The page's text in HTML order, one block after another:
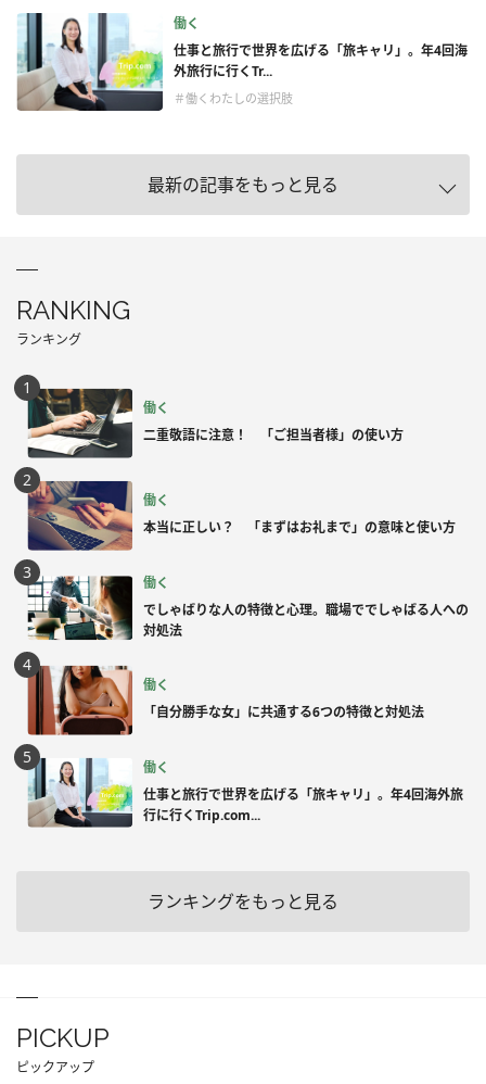
働く
仕事と旅行で世界を広げる「旅キャリ」。年4回海
外旅行に行くTr...
＃働くわたしの選択肢
最新の記事をもっと見る
RANKING
ランキング
働く
二重敬語に注意！ 「ご担当者様」の使い方
働く
本当に正しい？ 「まずはお礼まで」の意味と使い方
働く
でしゃばりな人の特徴と心理。職場ででしゃばる人への
対処法
働く
「自分勝手な女」に共通する6つの特徴と対処法
働く
仕事と旅行で世界を広げる「旅キャリ」。年4回海外旅
行に行くTrip.com...
ランキングをもっと見る
PICKUP
ピックアップ